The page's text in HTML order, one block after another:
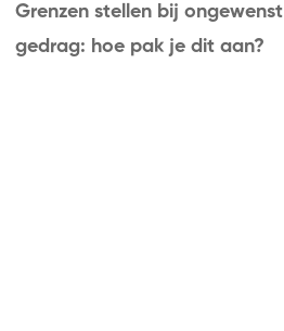
Grenzen stellen bij ongewenst
gedrag: hoe pak je dit aan?